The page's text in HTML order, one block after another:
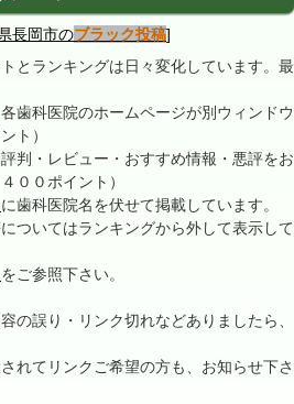
長岡市のブラック投稿]
とランキングは日々変化しています。最
歯科医院のホームページが別ウィンドウ
ト）
判・レビュー・おすすめ情報・悪評をお
００ポイント）
に歯科医院名を伏せて掲載しています。
ついてはランキングから外して表示して
をご参照下さい。
の誤り・リンク切れなどありましたら、
れてリンクご希望の方も、お知らせ下さ